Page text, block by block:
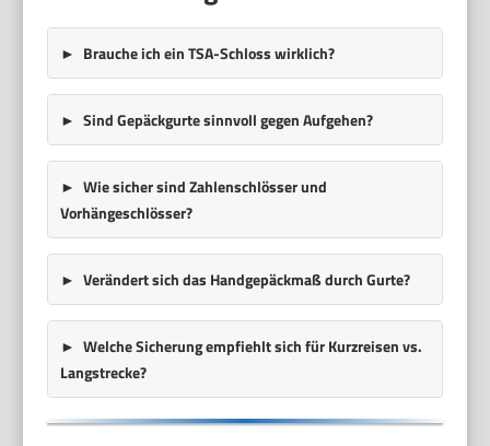
Brauche ich ein TSA-Schloss wirklich?
Sind Gepäckgurte sinnvoll gegen Aufgehen?
Wie sicher sind Zahlenschlösser und
Vorhängeschlösser?
Verändert sich das Handgepäckmaß durch Gurte?
Welche Sicherung empfiehlt sich für Kurzreisen vs.
Langstrecke?